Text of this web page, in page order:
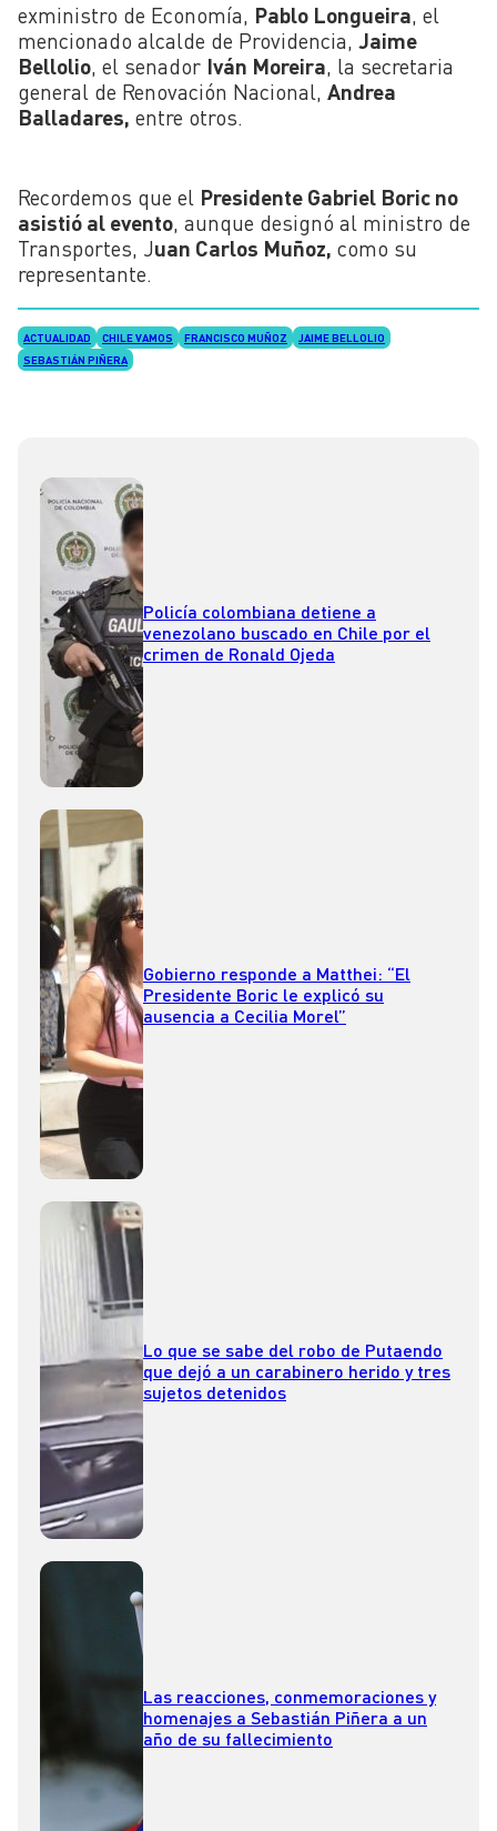
exministro de Economía, Pablo Longueira, el
mencionado alcalde de Providencia, Jaime
Bellolio, el senador Iván Moreira, la secretaria
general de Renovación Nacional, Andrea
Balladares, entre otros.
Recordemos que el Presidente Gabriel Boric no
asistió al evento, aunque designó al ministro de
Transportes, Juan Carlos Muñoz, como su
representante.
ACTUALIDAD CHILE VAMOS FRANCISCO MUÑOZ
JAIME BELLOLIO
SEBASTIÁN PIÑERA
Policía colombiana detiene a
venezolano buscado en Chile por el
crimen de Ronald Ojeda
Gobierno responde a Matthei: “El
Presidente Boric le explicó su
ausencia a Cecilia Morel”
Lo que se sabe del robo de Putaendo
que dejó a un carabinero herido y tres
sujetos detenidos
Las reacciones, conmemoraciones y
homenajes a Sebastián Piñera a un
año de su fallecimiento